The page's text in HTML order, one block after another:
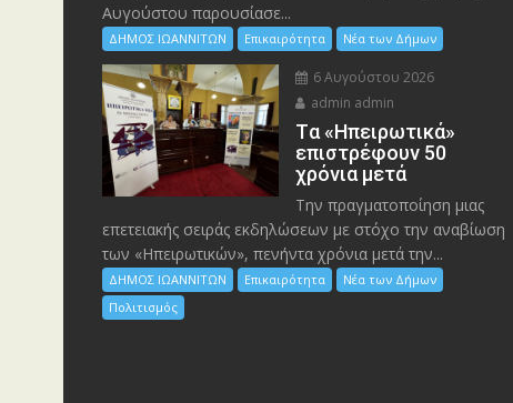
Αυγούστου παρουσίασε...
ΔΗΜΟΣ ΙΩΑΝΝΙΤΩΝ Επικαιρότητα Νέα των Δήμων
6 Αυγούστου 2026
admin admin
Tα «Ηπειρωτικά»
επιστρέφουν 50
χρόνια μετά
Την πραγματοποίηση μιας
επετειακής σειράς εκδηλώσεων με στόχο την αναβίωση
των «Ηπειρωτικών», πενήντα χρόνια μετά την...
ΔΗΜΟΣ ΙΩΑΝΝΙΤΩΝ Επικαιρότητα
Νέα των Δήμων
Πολιτισμός